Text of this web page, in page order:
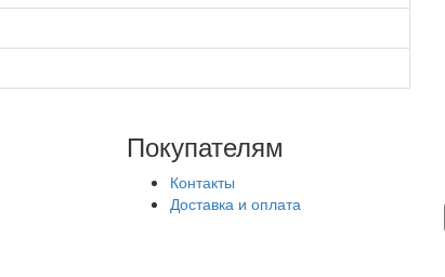
Покупателям
Контакты
Доставка и оплата